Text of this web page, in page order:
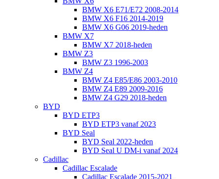
BMW X6 E71/E72 2008-2014
BMW X6 F16 2014-2019
BMW X6 G06 2019-heden
BMW X7
BMW X7 2018-heden
BMW Z3
BMW Z3 1996-2003
BMW Z4
BMW Z4 E85/E86 2003-2010
BMW Z4 E89 2009-2016
BMW Z4 G29 2018-heden
BYD
BYD ETP3
BYD ETP3 vanaf 2023
BYD Seal
BYD Seal 2022-heden
BYD Seal U DM-i vanaf 2024
Cadillac
Cadillac Escalade
Cadillac Escalade 2015-2021